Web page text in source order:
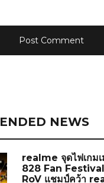
NEWS
realme จุดไฟเกม
828 Fan
RoV แชมป์คว้า